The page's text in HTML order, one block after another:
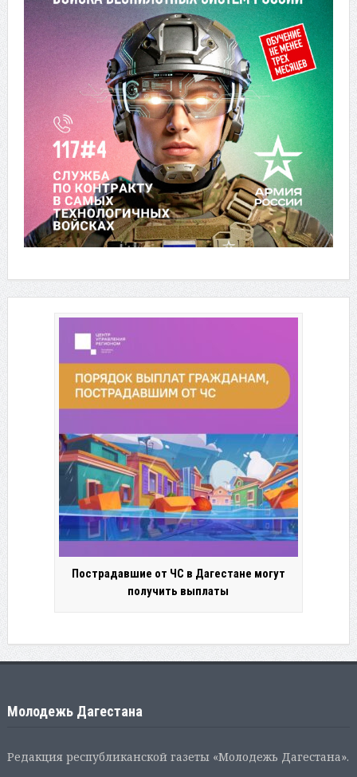
Пострадавшие от ЧС в Дагестане могут
получить выплаты
Молодежь Дагестана
Редакция республиканской газеты «Молодежь Дагестана».